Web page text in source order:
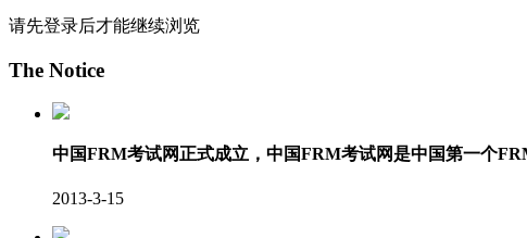
请先登录后才能继续浏览
The Notice
中国FRM考试网正式成立，中国FRM考试网是中国第一个
2013-3-15